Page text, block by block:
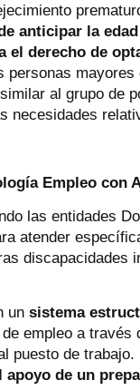
anticipar la
el derecho de
personas
al grupo de
necesidades
Empleo con
las entidades
atender
discapacidades
unsistema
empleo a
puesto de trabajo.
apoyo de un